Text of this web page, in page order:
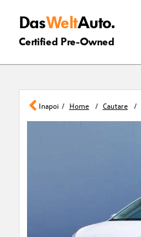
DasWeltAuto.
Certified Pre-Owned
Inapoi Home Cautare